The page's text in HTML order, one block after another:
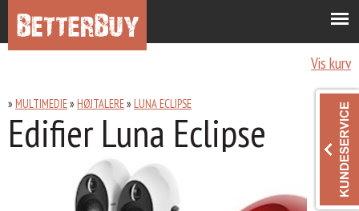
Vis kurv
MULTIMEDIE HØJTALERE LUNA ECLIPSE
Edifier Luna Eclipse